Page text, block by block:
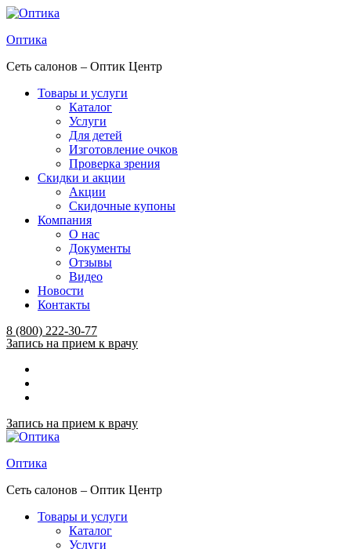
Оптика
Сеть салонов – Оптик Центр
Товары и услуги
Каталог
Услуги
Для детей
Изготовление очков
Проверка зрения
Скидки и акции
Акции
Скидочные купоны
Компания
О нас
Документы
Отзывы
Видео
Новости
Контакты
Menu
8 (800) 222-30-77
Запись на прием к врачу
Запись на прием к врачу
Оптика
Сеть салонов – Оптик Центр
Товары и услуги
Каталог
Услуги